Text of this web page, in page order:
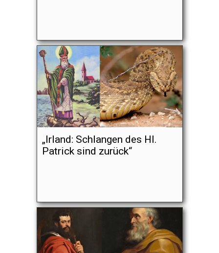
„Irland: Schlangen des Hl.
Patrick sind zurück“